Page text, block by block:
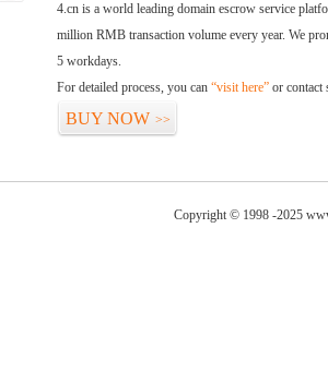
4.cn is a world leading domain escrow service
million RMB transaction volume every year. We
5 workdays.
For detailed process, you can “visit here” or contact
BUY NOW >>
Copyright © 1998 -2025